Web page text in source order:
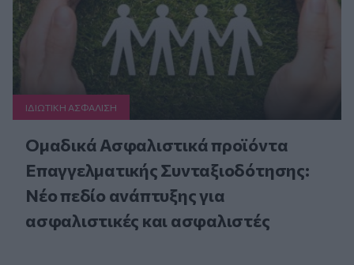
ΙΔΙΩΤΙΚΗ ΑΣΦAΛΙΣΗ
Ομαδικά Ασφαλιστικά προϊόντα
Επαγγελματικής Συνταξιοδότησης:
Νέο πεδίο ανάπτυξης για
ασφαλιστικές και ασφαλιστές